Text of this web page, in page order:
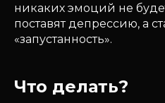
никаких эмоций не
поставят депрессию, а
«запустанность».
Что делать?